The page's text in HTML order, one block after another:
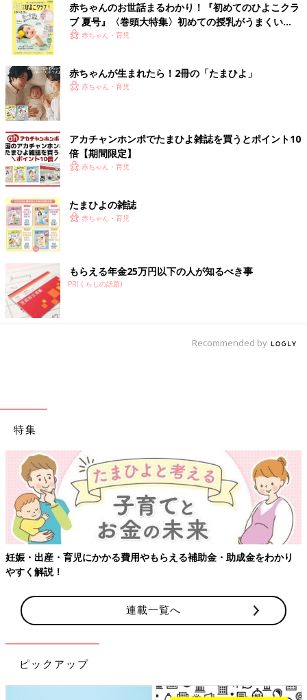
赤ちゃんのお世話まるわかり！『初めてのひよこクラ
ブ 夏号』〈巻頭大特集〉初めての授乳がうまくい
く！ おっぱい・ミルクの基本と夏のトラブル 解決テ
赤ちゃん・育児
赤ちゃんが生まれたら！2冊の「たまひよ」
赤ちゃん・育児
アカチャンホンポでたまひよ雑誌を買うとポイント10
倍【期間限定】
赤ちゃん・育児
たまひよの雑誌
赤ちゃん・育児
もらえる年金25万円以下の人が知るべき事
PR(くらしの話題)
Recommended by
特集
妊娠・出産・育児にかかる費用やもらえる補助金・助成金をわかり
やすく解説！
連載一覧へ
ピックアップ